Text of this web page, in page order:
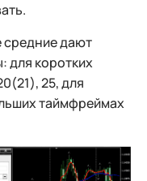
средние дают
для коротких
25, для
таймфреймах